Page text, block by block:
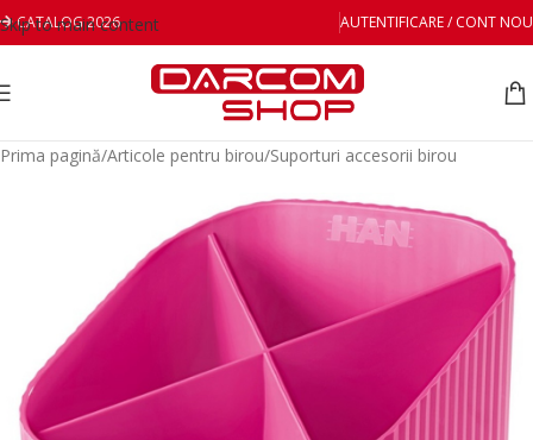
Skip to main content
CATALOG 2026 AUTENTIFICARE / CONT NOU
Prima pagină/Articole pentru birou/Suporturi accesorii birou